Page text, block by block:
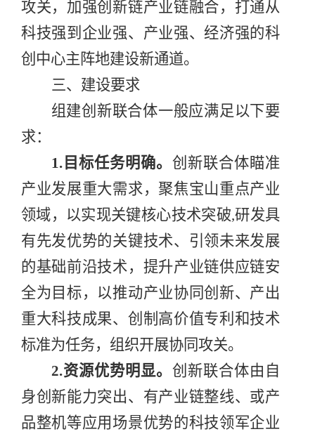
攻关，加强创新链产业链融合， 打通从
科技强到企业强、产业强、经济强的科
创中心主阵地建设新通道。
三、建设要求
组建创新联合体一般应满足以下要
求：
1.目标任务明确。 创新联合体瞄准
产业发展重大需求，聚焦宝山重点产业
领域，以实现关键核心技术突破,研发具
有先发优势的关键技术、引领未来发展
的基础前沿技术，提升产业链供应链安
全为目标，以推动产业协同创新、产出
重大科技成果、创制高价值专利和技术
标准为任务，组织开展协同攻关。
2.资源优势明显。 创新联合体由自
身创新能力突出、有产业链整线、或产
品整机等应用场景优势的科技领军企业